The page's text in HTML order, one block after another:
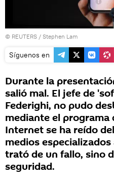
© REUTERS / Stephen Lam
Síguenos en
Durante la
salió mal. El jefe de
Federighi, no pudo
mediante el programa
Internet se ha reído
medios
trató de un fallo, sino
seguridad.